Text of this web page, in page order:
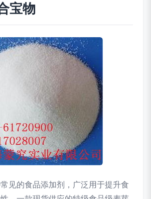
宝物
见的食品添加剂，广泛用于提升食